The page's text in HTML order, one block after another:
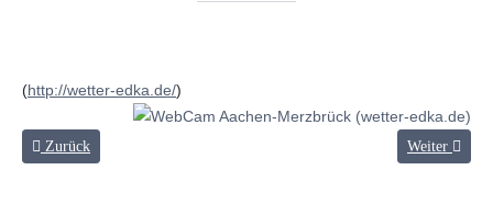
(http://wetter-edka.de/)
Vorheriger Beitrag: Karte
Zurück Nächster
Weiter